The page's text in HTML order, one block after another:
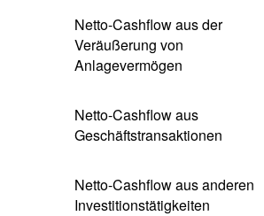
Netto-Cashflow aus der
Veräußerung von
Anlagevermögen
Netto-Cashflow aus
Geschäftstransaktionen
Netto-Cashflow aus anderen
Investitionstätigkeiten